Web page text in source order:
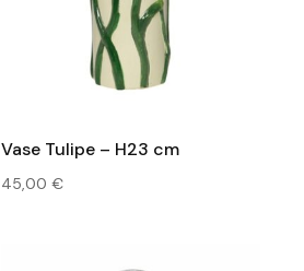
Vase Tulipe – H23 cm
45,00€